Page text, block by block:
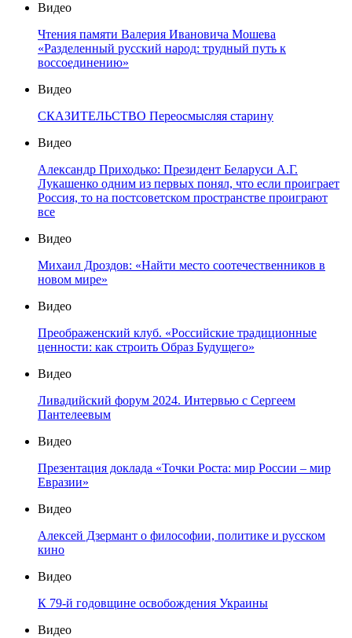
Видео
Чтения памяти Валерия Ивановича Мошева
«Разделенный русский народ: трудный путь к
воссоединению»
Видео
СКАЗИТЕЛЬСТВО Переосмысляя старину
Видео
Александр Приходько: Президент Беларуси А.Г.
Лукашенко одним из первых понял, что если проиграет
Россия, то на постсоветском пространстве проиграют
все
Видео
Михаил Дроздов: «Найти место соотечественников в
новом мире»
Видео
Преображенский клуб. «Российские традиционные
ценности: как строить Образ Будущего»
Видео
Ливадийский форум 2024. Интервью с Сергеем
Пантелеевым
Видео
Презентация доклада «Точки Роста: мир России – мир
Евразии»
Видео
Алексей Дзермант о философии, политике и русском
кино
Видео
К 79-й годовщине освобождения Украины
Видео